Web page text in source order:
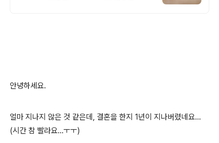
안녕하세요.
얼마 지나지 않은 것 같은데, 결혼을 한지 1년이 지나버렸네요...
(시간 참 빨라요...ㅜㅜ)